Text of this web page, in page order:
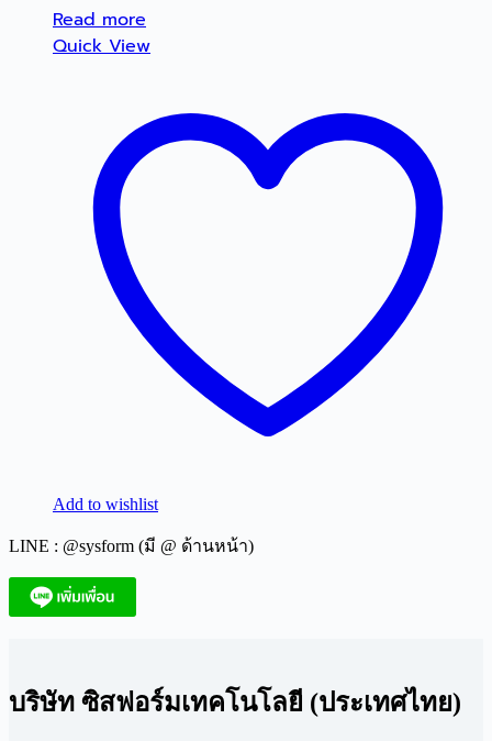
Read more
Quick View
Add to wishlist
LINE : @sysform (มี @ ด้านหน้า)
บริษัท ซิสฟอร์มเทคโนโลยี (ประเทศไทย)